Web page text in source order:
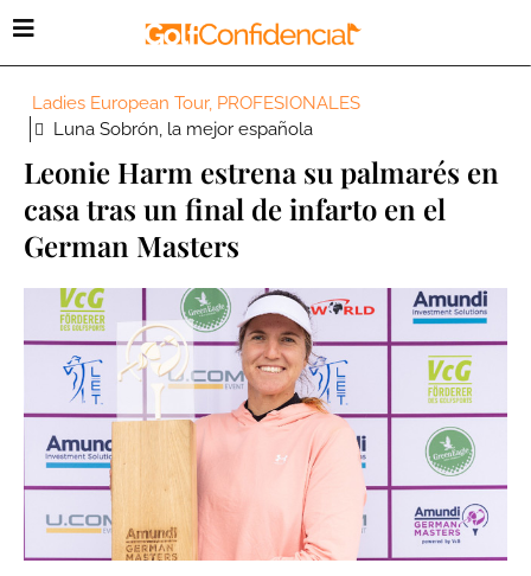
Ladies European Tour, PROFESIONALES
Luna Sobrón, la mejor española
Leonie Harm estrena su palmarés en
casa tras un final de infarto en el
German Masters